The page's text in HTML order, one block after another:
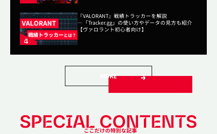
『VALORANT』戦績トラッカーを解説
―「Tracker.gg」の使い方やデータの見方も紹介
【ヴァロラント初心者向け】
MORE
ここだけの特別な記事